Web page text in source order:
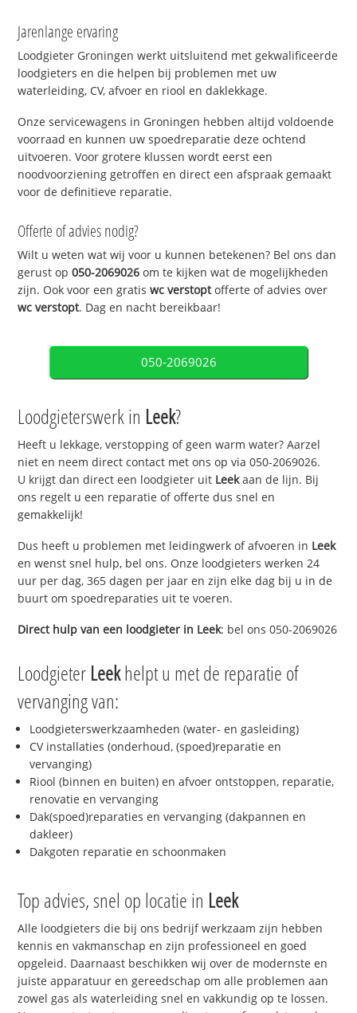
Jarenlange ervaring
Loodgieter Groningen werkt uitsluitend met gekwalificeerde
loodgieters en die helpen bij problemen met uw
waterleiding, CV, afvoer en riool en daklekkage.
Onze servicewagens in Groningen hebben altijd voldoende
voorraad en kunnen uw spoedreparatie deze ochtend
uitvoeren. Voor grotere klussen wordt eerst een
noodvoorziening getroffen en direct een afspraak gemaakt
voor de definitieve reparatie.
Offerte of advies nodig?
Wilt u weten wat wij voor u kunnen betekenen? Bel ons dan
gerust op050-2069026 om te kijken wat de mogelijkheden
zijn. Ook voor een gratiswc verstoptofferte of advies over
wc verstopt. Dag en nacht bereikbaar!
050-2069026
Loodgieterswerk in Leek?
Heeft u lekkage, verstopping of geen warm water? Aarzel
niet en neem direct contact met ons op via 050-2069026.
U krijgt dan direct een loodgieter uit Leekaan de lijn. Bij
ons regelt u een reparatie of offerte dus snel en
gemakkelijk!
Dus heeft u problemen met leidingwerk of afvoeren in Leek
en wenst snel hulp, bel ons. Onze loodgieters werken 24
uur per dag, 365 dagen per jaar en zijn elke dag bij u in de
buurt om spoedreparaties uit te voeren.
Direct hulp van een loodgieter in Leek: bel ons 050-2069026
Loodgieter Leekhelpt u met de reparatie of
vervanging van:
Loodgieterswerkzaamheden (water- en gasleiding)
CV installaties (onderhoud, (spoed)reparatie en
vervanging)
Riool (binnen en buiten) en afvoer ontstoppen, reparatie,
renovatie en vervanging
Dak(spoed)reparaties en vervanging (dakpannen en
dakleer)
Dakgoten reparatie en schoonmaken
Top advies, snel op locatie in Leek
Alle loodgieters die bij ons bedrijf werkzaam zijn hebben
kennis en vakmanschap en zijn professioneel en goed
opgeleid. Daarnaast beschikken wij over de modernste en
juiste apparatuur en gereedschap om alle problemen aan
zowel gas als waterleiding snel en vakkundig op te lossen.